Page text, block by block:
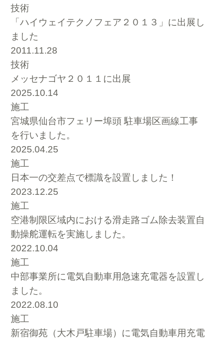
技術
「ハイウェイテクノフェア２０１３」に出展し
ました
2011.11.28
技術
メッセナゴヤ２０１１に出展
2025.10.14
施工
宮城県仙台市フェリー埠頭 駐車場区画線工事
を行いました。
2025.04.25
施工
日本一の交差点で標識を設置しました！
2023.12.25
施工
空港制限区域内における滑走路ゴム除去装置自
動操舵運転を実施しました。
2022.10.04
施工
中部事業所に電気自動車用急速充電器を設置し
ました。
2022.08.10
施工
新宿御苑（大木戸駐車場）に電気自動車用充電